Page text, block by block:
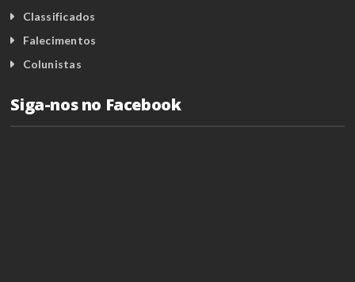
Classificados
Falecimentos
Colunistas
Siga-nos no Facebook